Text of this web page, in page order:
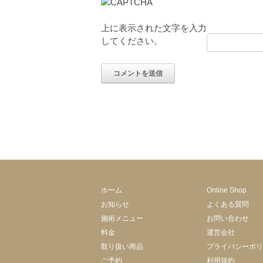
上に表示された文字を入力
してください。
ホーム
お知らせ
施術メニュー
料金
取り扱い商品
ご予約
Online Shop
よくある質問
お問い合わせ
運営会社
プライバシーポ
利用規約